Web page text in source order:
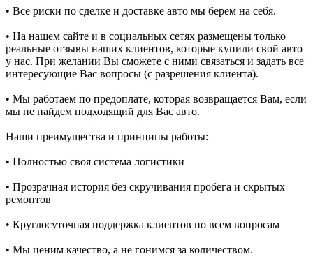
• Все риски по сделке и доставке авто мы берем на себя.
• На нашем сайте и в социальных сетях размещены только
реальные отзывы наших клиентов, которые купили свой авто
у нас. При желании Вы сможете с ними связаться и задать все
интересующие Вас вопросы (с разрешения клиента).
• Мы работаем по предоплате, которая возвращается Вам, если
мы не найдем подходящий для Вас авто.
Наши преимущества и принципы работы:
• Полностью своя система логистики
• Прозрачная история без скручивания пробега и скрытых
ремонтов
• Круглосуточная поддержка клиентов по всем вопросам
• Мы ценим качество, а не гонимся за количеством.